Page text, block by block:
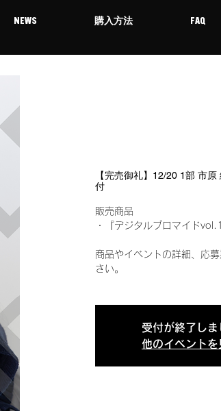
NEWS 購入方法 FAQ
【完売御礼】12/20 1部 市
付
販売商品
・『デジタルブロマイド
商品やイベントの詳細、応
さい。
受付が終了しま
他のイベントを